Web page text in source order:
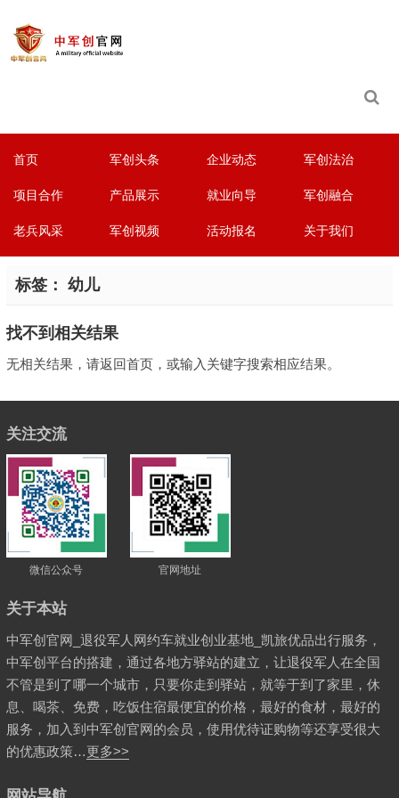
首页 军创头条 企业动态 军创法治
项目合作 产品展示 就业向导 军创融合
老兵风采 军创视频 活动报名 关于我们
标签： 幼儿
找不到相关结果
无相关结果，请返回首页，或输入关键字搜索相应结果。
关注交流
微信公众号 官网地址
关于本站
中军创官网_退役军人网约车就业创业基地_凯旅优品出行服务，
中军创平台的搭建，通过各地方驿站的建立，让退役军人在全国
不管是到了哪一个城市，只要你走到驿站，就等于到了家里，休
息、喝茶、免费，吃饭住宿最便宜的价格，最好的食材，最好的
服务，加入到中军创官网的会员，使用优待证购物等还享受很大
的优惠政策…更多>>